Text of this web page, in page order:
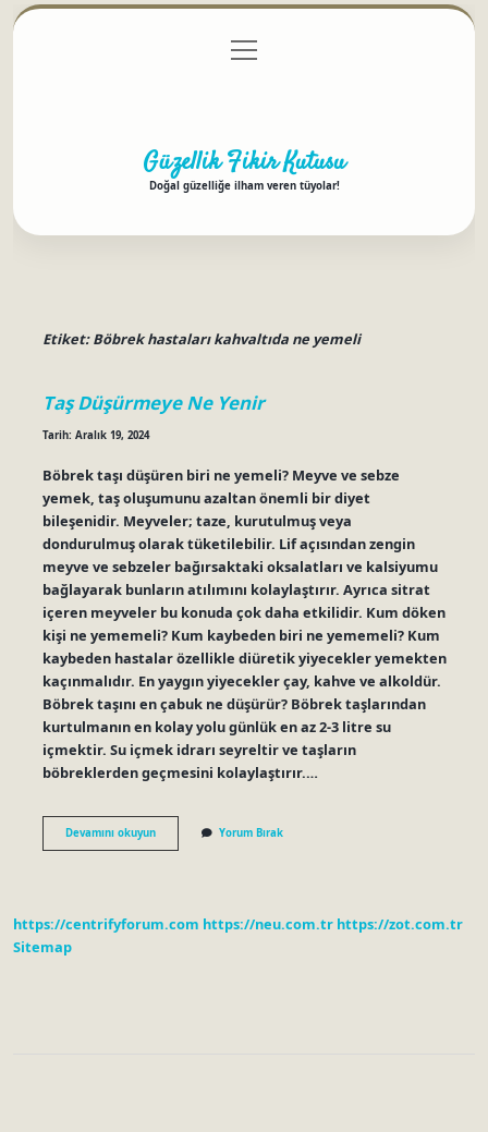
Gizlilik Politikası
menüyü
aç
Güzellik Fikir Kutusu
Doğal güzelliğe ilham veren tüyolar!
Etiket:Böbrek hastaları kahvaltıda ne yemeli
Taş Düşürmeye Ne Yenir
Tarih: Aralık 19, 2024
Böbrek taşı düşüren biri ne yemeli? Meyve ve sebze
yemek, taş oluşumunu azaltan önemli bir diyet
bileşenidir. Meyveler; taze, kurutulmuş veya
dondurulmuş olarak tüketilebilir. Lif açısından zengin
meyve ve sebzeler bağırsaktaki oksalatları ve kalsiyumu
bağlayarak bunların atılımını kolaylaştırır. Ayrıca sitrat
içeren meyveler bu konuda çok daha etkilidir. Kum döken
kişi ne yememeli? Kum kaybeden biri ne yememeli? Kum
kaybeden hastalar özellikle diüretik yiyecekler yemekten
kaçınmalıdır. En yaygın yiyecekler çay, kahve ve alkoldür.
Böbrek taşını en çabuk ne düşürür? Böbrek taşlarından
kurtulmanın en kolay yolu günlük en az 2-3 litre su
içmektir. Su içmek idrarı seyreltir ve taşların
böbreklerden geçmesini kolaylaştırır.…
Devamını okuyunTaş
Düşürmeye
Yorum Bırak
https://centrifyforum.com https://neu.com.tr https://zot.com.tr
Sitemap